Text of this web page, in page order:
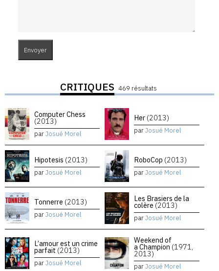
CRITIQUES 469 résultats
Computer Chess
(2013)
parJosué Morel
Her (2013)
parJosué Morel
Hipotesis (2013)
parJosué Morel
RoboCop (2013)
parJosué Morel
Tonnerre (2013)
parJosué Morel
Les Brasiers de la
colère (2013)
parJosué Morel
L’amour est un crime
parfait (2013)
parJosué Morel
Weekend of
a Champion (1971,
2013)
parJosué Morel